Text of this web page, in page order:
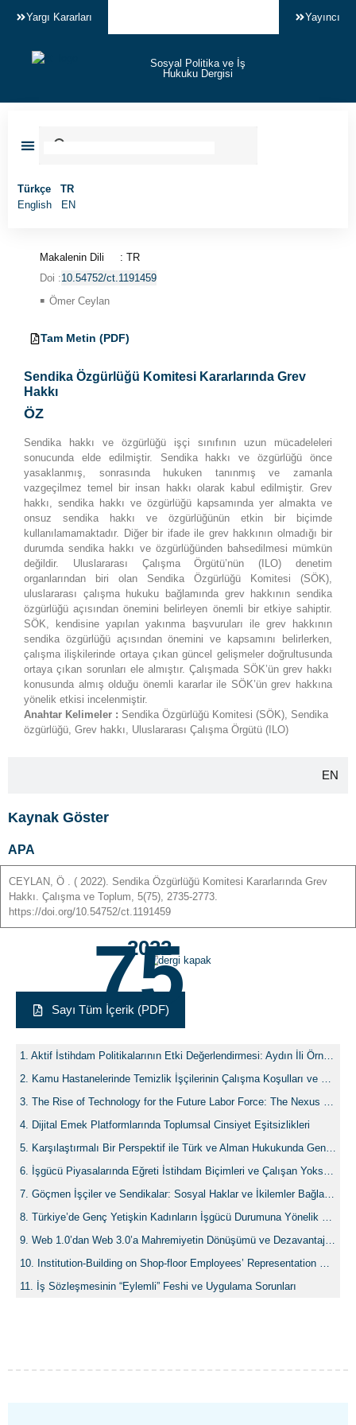
Yargı Kararları Yayıncı
Sosyal Politika ve İş
Hukuku Dergisi
Türkçe
TR
English
EN
75
-2022-
Sayı Tüm İçerik (PDF)
Aktif İstihdam Politikalarının Etki Değerlendirmesi: Aydın İli Örneği
Kamu Hastanelerinde Temizlik İşçilerinin Çalışma Koşulları ve Covid-19 Pandemi Sürecindeki Deneyimleri: İstanbul Örneği
The Rise of Technology for the Future Labor Force: The Nexus between Technology and Unemployment in OECD Countries
Dijital Emek Platformlarında Toplumsal Cinsiyet Eşitsizlikleri
Karşılaştırmalı Bir Perspektif ile Türk ve Alman Hukukunda Genç İşçilerin Çalıştırılmasına Yönelik Mevzuatın Temel Esasları
İşgücü Piyasalarında Eğreti İstihdam Biçimleri ve Çalışan Yoksullar
Göçmen İşçiler ve Sendikalar: Sosyal Haklar ve İkilemler Bağlamında Sendikal Stratejiler
Türkiye’de Genç Yetişkin Kadınların İşgücü Durumuna Yönelik Bir İnceleme
Web 1.0’dan Web 3.0’a Mahremiyetin Dönüşümü ve Dezavantajlı Gruplar Açısından Muhtemel Sonuçları
Institution-Building on Shop-floor Employees’ Representation with Reference to International Norms and Representative Industrial Democracy: A First Attempt to Model Dual-channel Representation in Turkey
İş Sözleşmesinin “Eylemli” Feshi ve Uygulama Sorunları
Makalenin Dili
: TR
Doi :10.54752/ct.1191459
Tam Metin (PDF)
Ömer Ceylan
EN
Sendika Özgürlüğü Komitesi Kararlarında Grev
Hakkı
ÖZ
Sendika hakkı ve özgürlüğü işçi sınıfının uzun mücadeleleri
sonucunda elde edilmiştir. Sendika hakkı ve özgürlüğü önce
yasaklanmış, sonrasında hukuken tanınmış ve zamanla
vazgeçilmez temel bir insan hakkı olarak kabul edilmiştir. Grev
hakkı, sendika hakkı ve özgürlüğü kapsamında yer almakta ve
onsuz sendika hakkı ve özgürlüğünün etkin bir biçimde
kullanılamamaktadır. Diğer bir ifade ile grev hakkının olmadığı bir
durumda sendika hakkı ve özgürlüğünden bahsedilmesi mümkün
değildir. Uluslararası Çalışma Örgütü’nün (ILO) denetim
organlarından biri olan Sendika Özgürlüğü Komitesi (SÖK),
uluslararası çalışma hukuku bağlamında grev hakkının sendika
özgürlüğü açısından önemini belirleyen önemli bir etkiye sahiptir.
SÖK, kendisine yapılan yakınma başvuruları ile grev hakkının
sendika özgürlüğü açısından önemini ve kapsamını belirlerken,
çalışma ilişkilerinde ortaya çıkan güncel gelişmeler doğrultusunda
ortaya çıkan sorunları ele almıştır. Çalışmada SÖK’ün grev hakkı
konusunda almış olduğu önemli kararlar ile SÖK’ün grev hakkına
yönelik etkisi incelenmiştir.
Anahtar Kelimeler : Sendika Özgürlüğü Komitesi (SÖK), Sendika
özgürlüğü, Grev hakkı, Uluslararası Çalışma Örgütü (ILO)
Kaynak Göster
APA
CEYLAN, Ö . ( 2022). Sendika Özgürlüğü Komitesi Kararlarında Grev
Hakkı. Çalışma ve Toplum, 5(75), 2735-2773.
https://doi.org/10.54752/ct.1191459